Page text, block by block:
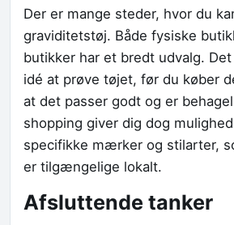
Der er mange steder, hvor du
graviditetstøj. Både fysiske
butikker har et bredt udvalg.
idé at prøve tøjet, før du køber
at det passer godt og er
shopping giver dig dog
specifikke mærker og stilarter,
er tilgængelige lokalt.
Afsluttende tanker